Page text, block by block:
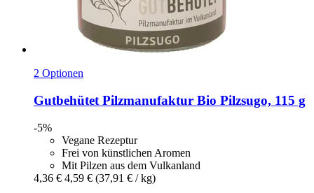
2 Optionen
Gutbehütet Pilzmanufaktur Bio Pilzsugo, 115 g
-5%
Vegane Rezeptur
Frei von künstlichen Aromen
Mit Pilzen aus dem Vulkanland
4,36 € 4,59 € (37,91 € / kg)